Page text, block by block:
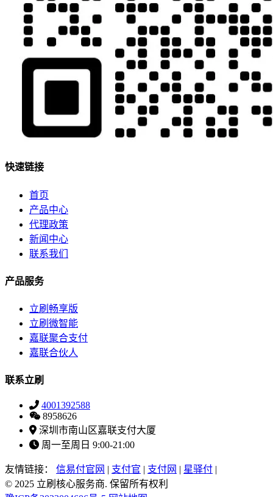
快速链接
首页
产品中心
代理政策
新闻中心
联系我们
产品服务
立刷畅享版
立刷微智能
嘉联聚合支付
嘉联合伙人
联系立刷
4001392588
8958626
深圳市南山区嘉联支付大厦
周一至周日 9:00-21:00
友情链接： 信易付官网 | 支付官 | 支付网 | 星驿付 |
© 2025 立刷核心服务商. 保留所有权利